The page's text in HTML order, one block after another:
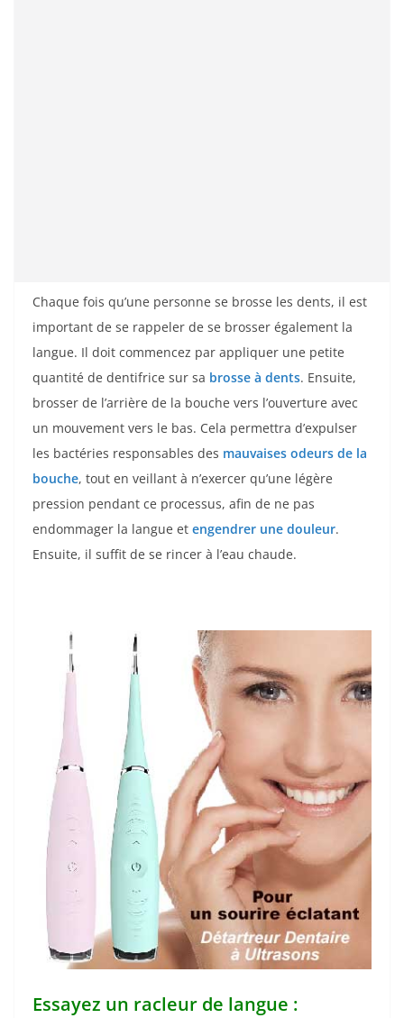
Chaque fois qu’une personne se brosse les dents, il est
important de se rappeler de se brosser également la
langue. Il doit commencez par appliquer une petite
quantité de dentifrice sur sa brosse à dents. Ensuite,
brosser de l’arrière de la bouche vers l’ouverture avec
un mouvement vers le bas. Cela permettra d’expulser
les bactéries responsables des mauvaises odeurs de la
bouche, tout en veillant à n’exercer qu’une légère
pression pendant ce processus, afin de ne pas
endommager la langue et engendrer une douleur.
Ensuite, il suffit de se rincer à l’eau chaude.
Essayez un racleur de langue :